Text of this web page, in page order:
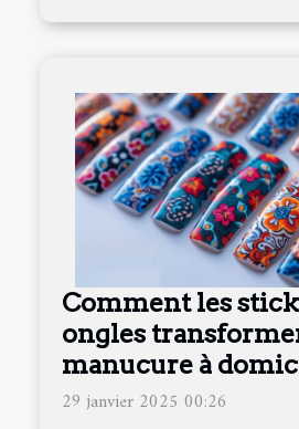
Comment les
ongles
manucure à
29 janvier 2025 00:26